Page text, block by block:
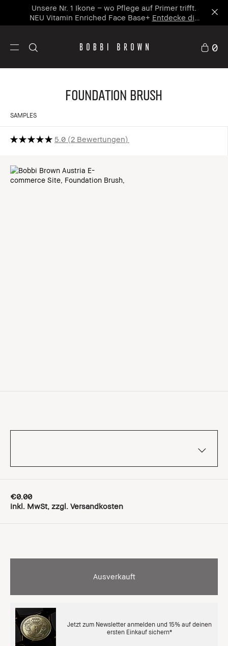
Unsere Nr. 1 Ikone – wo Pflege auf Primer trifft.
NEU Vitamin Enriched Face Base+ Entdecke die
neue Ikone
0
Foundation Brush
SAMPLES
5.0 2 Bewertungen
€0.00
inkl. MwSt, zzgl. Versandkosten
Ausverkauft
Jetzt zum Newsletter anmelden und 15% auf deinen
ersten Einkauf sichern*